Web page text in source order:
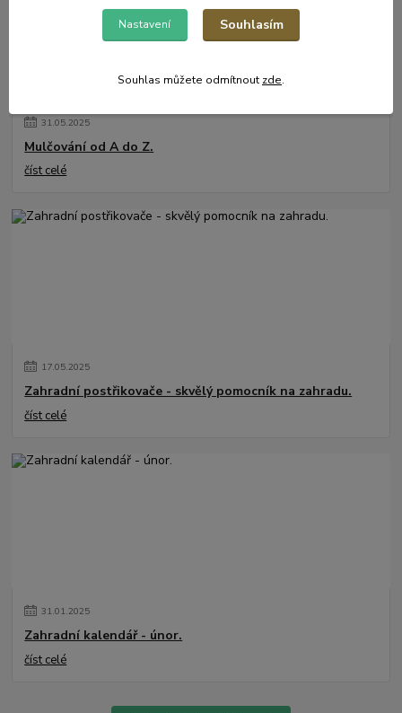
31.05.2025
Mulčování od A do Z.
číst celé
17.05.2025
Zahradní postřikovače - skvělý pomocník na zahradu.
číst celé
31.01.2025
Zahradní kalendář - únor.
číst celé
Nastavení Souhlasím
Souhlas můžete odmítnout zde.